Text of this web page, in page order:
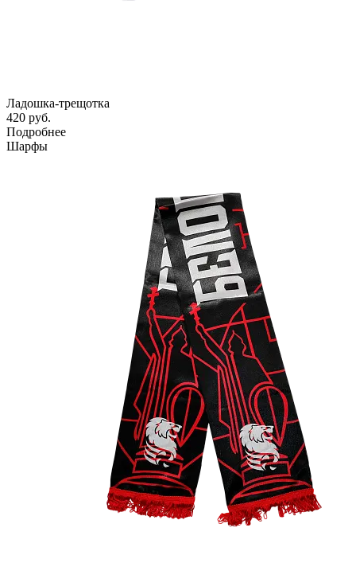
Ладошка-трещотка
420 руб.
Подробнее
Шарфы